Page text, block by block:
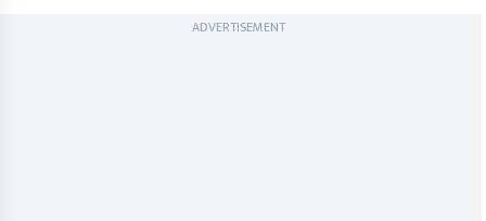
ADVERTISEMENT